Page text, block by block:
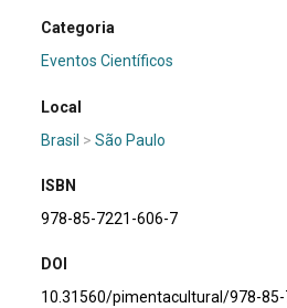
Categoria
Eventos Científicos
Local
Brasil >São Paulo
ISBN
978-85-7221-606-7
DOI
10.31560/pimentacultural/978-